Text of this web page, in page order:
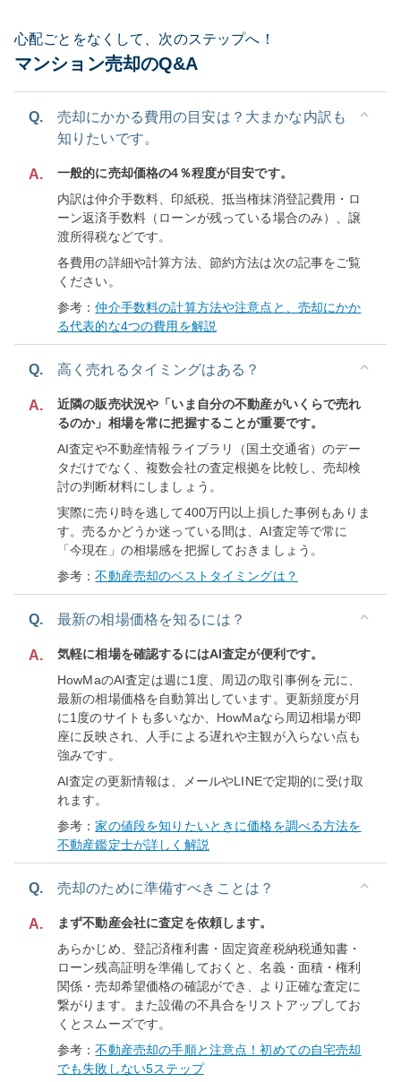
心配ごとをなくして、次のステップへ！
マンション売却のQ&A
Q.
売却にかかる費用の目安は？大まかな内訳も
知りたいです。
A.
一般的に売却価格の4％程度が目安です。
内訳は仲介手数料、印紙税、抵当権抹消登記費用・ロ
ーン返済手数料（ローンが残っている場合のみ）、譲
渡所得税などです。
各費用の詳細や計算方法、節約方法は次の記事をご覧
ください。
参考：仲介手数料の計算方法や注意点と、売却にかか
る代表的な4つの費用を解説
Q. 高く売れるタイミングはある？
A.
近隣の販売状況や「いま自分の不動産がいくらで売れ
るのか」相場を常に把握することが重要です。
AI査定や不動産情報ライブラリ（国土交通省）のデー
タだけでなく、複数会社の査定根拠を比較し、売却検
討の判断材料にしましょう。
実際に売り時を逃して400万円以上損した事例もありま
す。売るかどうか迷っている間は、AI査定等で常に
「今現在」の相場感を把握しておきましょう。
参考：不動産売却のベストタイミングは？
Q. 最新の相場価格を知るには？
A.
気軽に相場を確認するにはAI査定が便利です。
HowMaのAI査定は週に1度、周辺の取引事例を元に、
最新の相場価格を自動算出しています。更新頻度が月
に1度のサイトも多いなか、HowMaなら周辺相場が即
座に反映され、人手による遅れや主観が入らない点も
強みです。
AI査定の更新情報は、メールやLINEで定期的に受け取
れます。
参考：家の値段を知りたいときに価格を調べる方法を
不動産鑑定士が詳しく解説
Q. 売却のために準備すべきことは？
A.
まず不動産会社に査定を依頼します。
あらかじめ、登記済権利書・固定資産税納税通知書・
ローン残高証明を準備しておくと、名義・面積・権利
関係・売却希望価格の確認ができ、より正確な査定に
繋がります。また設備の不具合をリストアップしてお
くとスムーズです。
参考：不動産売却の手順と注意点！初めての自宅売却
でも失敗しない5ステップ